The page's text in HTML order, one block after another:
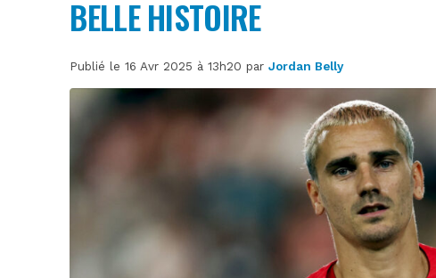
BELLE HISTOIRE
Publié le 16 Avr 2025 à 13h20 parJordan Belly